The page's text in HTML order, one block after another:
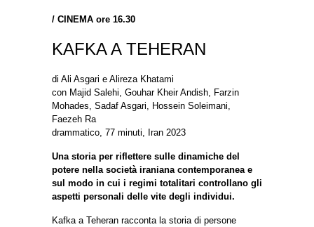
/ CINEMA ore 16.30
KAFKA A TEHERAN
di Ali Asgari e Alireza Khatami
con Majid Salehi, Gouhar Kheir Andish, Farzin
Mohades, Sadaf Asgari, Hossein Soleimani,
Faezeh Ra
drammatico, 77 minuti, Iran 2023
Una storia per riflettere sulle dinamiche del
potere nella società iraniana contemporanea e
sul modo in cui i regimi totalitari controllano gli
aspetti personali delle vite degli individui.
Kafka a Teheran racconta la storia di persone